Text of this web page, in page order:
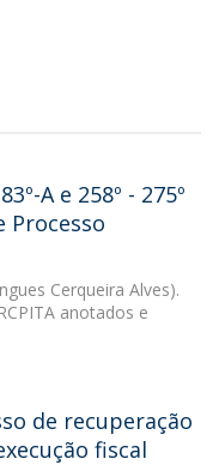
A e 258º - 275º
Processo
Cerqueira Alves).
anotados e
de recuperação
fiscal